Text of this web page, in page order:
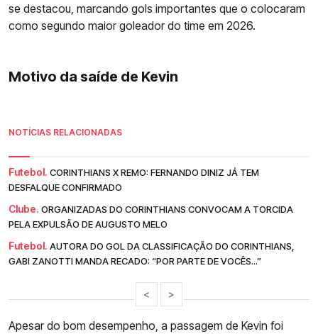
se destacou, marcando gols importantes que o colocaram
como segundo maior goleador do time em 2026.
Motivo da saíde de Kevin
NOTÍCIAS RELACIONADAS
Futebol. CORINTHIANS X REMO: FERNANDO DINIZ JÁ TEM
DESFALQUE CONFIRMADO
Clube. ORGANIZADAS DO CORINTHIANS CONVOCAM A TORCIDA
PELA EXPULSÃO DE AUGUSTO MELO
Futebol. AUTORA DO GOL DA CLASSIFICAÇÃO DO CORINTHIANS,
GABI ZANOTTI MANDA RECADO: “POR PARTE DE VOCÊS...”
< >
Apesar do bom desempenho, a passagem de Kevin foi